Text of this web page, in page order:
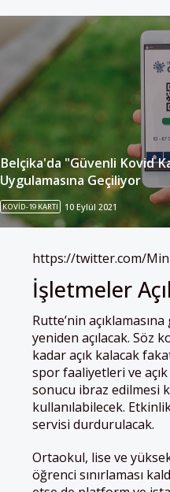
Belçika'da "Güvenli Kovid
Uygulamasına Geçiliyor
KOVID-19 KARTI 10 Eylül 2021
https://twitter.com/
İşletmeler
Rutte’nin
yeniden açılacak. Söz
kadar açık kalacak
spor faaliyetleri ve
sonucu ibraz edilmesi
kullanılabilecek.
servisi durdurulacak.
Ortaokul, lise ve
öğrenci sınırlaması